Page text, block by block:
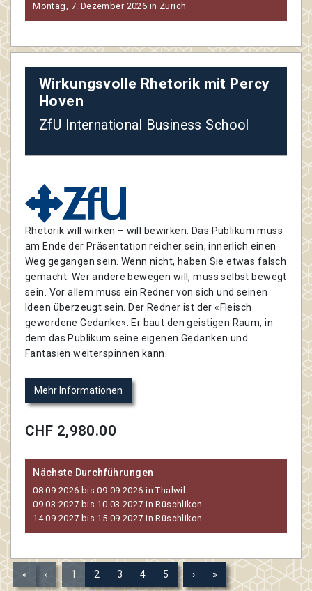
Montag, 7. Dezember 2026 in Zürich
Wirkungsvolle Rhetorik mit Percy
Hoven
ZfU International Business School
Rhetorik will wirken – will bewirken. Das Publikum muss
am Ende der Präsentation reicher sein, innerlich einen
Weg gegangen sein. Wenn nicht, haben Sie etwas falsch
gemacht. Wer andere bewegen will, muss selbst bewegt
sein. Vor allem muss ein Redner von sich und seinen
Ideen überzeugt sein. Der Redner ist der «Fleisch
gewordene Gedanke». Er baut den geistigen Raum, in
dem das Publikum seine eigenen Gedanken und
Fantasien weiterspinnen kann.
Mehr Informationen
CHF 2,980.00
Nächste Durchführungen
08.09.2026 bis 09.09.2026 in Thalwil
09.03.2027 bis 10.03.2027 in Rüschlikon
14.09.2027 bis 15.09.2027 in Rüschlikon
« ‹ 1 2 3 4 5 › »